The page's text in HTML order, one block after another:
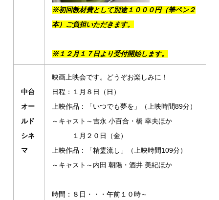
※初回教材費として別途１０００円（筆ペン２
本）ご負担いただきます。
※１２月１７日より受付開始します。
中台
オー
ルド
シネ
マ
映画上映会です。どうぞお楽しみに！
日程：１月８日（日）
上映作品：「いつでも夢を」（上映時間89分）
～キャスト～吉永 小百合・橋 幸夫ほか
１月２０日（金）
上映作品：「精霊流し」（上映時間109分）
～キャスト～内田 朝陽・酒井 美紀ほか
時間：８日・・・午前１０時～